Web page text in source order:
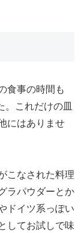
食事の時間も
。これだけの皿
にはありませ
こなされた料理
ラパウダーとか
ドイツ系っぽい
してお試しで味